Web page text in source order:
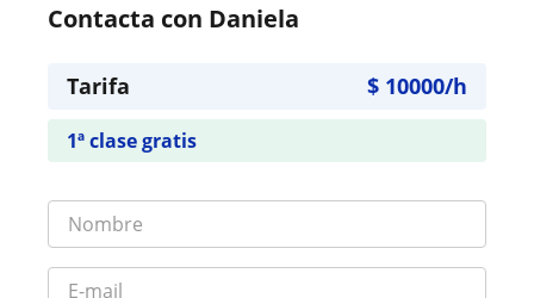
Contacta con Daniela
Tarifa $ 10000/h
1ª clase gratis